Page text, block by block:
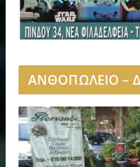
ΑΝΘΟΠΩΛΕΙΟ –